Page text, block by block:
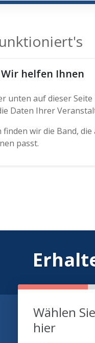
Wir helfen Ihnen
unten auf dieser Seite
Daten Ihrer
finden wir die Band, die
passt.
Wählen
hier